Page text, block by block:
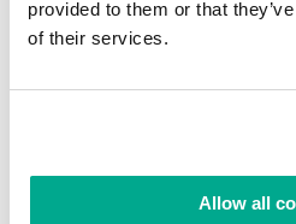
provided to them or that
of their services.
Allow all